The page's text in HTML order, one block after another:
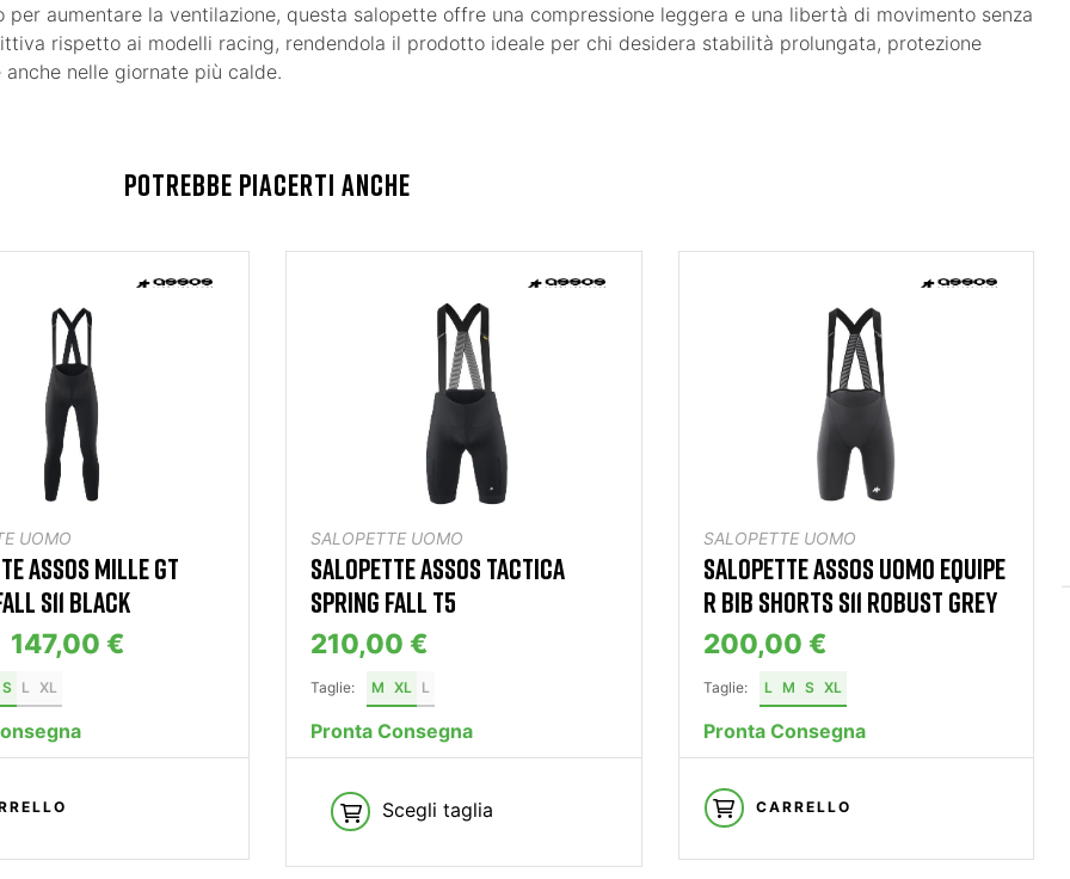
aumentare la ventilazione, questa salopette offre una compressione leggera e una libertà di movimento senza
rispetto ai modelli racing, rendendola il prodotto ideale per chi desidera stabilità prolungata, protezione
nelle giornate più calde.
POTREBBE PIACERTI ANCHE
UOMO
ASSOS MILLE GT
S11 BLACK
147,00 €
S L XL
SALOPETTE UOMO
SALOPETTE ASSOS TACTICA
SPRING FALL T5
210,00 €
Taglie: M XL L
Pronta Consegna
Scegli taglia
SALOPETTE UOMO
SALOPETTE ASSOS UOMO EQUIPE
R BIB SHORTS S11 ROBUST GREY
200,00 €
Taglie: L M S XL
Pronta Consegna
CARRELLO